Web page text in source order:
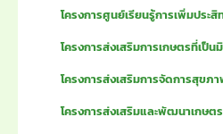
โครงการศูนย์เรียนรู้การเพิ่มประ
โครงการส่งเสริมการเกษตรที่เ
โครงการส่งเสริมการจัดการสุข
โครงการส่งเสริมและพัฒนาเกษต